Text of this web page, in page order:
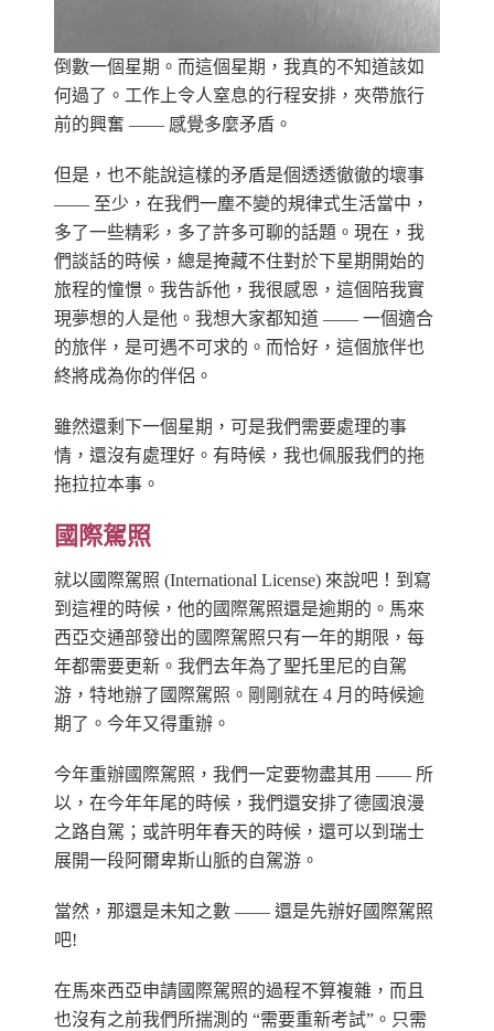
倒數一個星期。而這個星期，我真的不知道該如
何過了。工作上令人窒息的行程安排，夾帶旅行
前的興奮 —— 感覺多麼矛盾。
但是，也不能說這樣的矛盾是個透透徹徹的壞事
—— 至少，在我們一塵不變的規律式生活當中，
多了一些精彩，多了許多可聊的話題。現在，我
們談話的時候，總是掩藏不住對於下星期開始的
旅程的憧憬。我告訴他，我很感恩，這個陪我實
現夢想的人是他。我想大家都知道 —— 一個適合
的旅伴，是可遇不可求的。而恰好，這個旅伴也
終將成為你的伴侶。
雖然還剩下一個星期，可是我們需要處理的事
情，還沒有處理好。有時候，我也佩服我們的拖
拖拉拉本事。
國際駕照
就以國際駕照 (International License) 來說吧！到寫
到這裡的時候，他的國際駕照還是逾期的。馬來
西亞交通部發出的國際駕照只有一年的期限，每
年都需要更新。我們去年為了聖托里尼的自駕
游，特地辦了國際駕照。剛剛就在 4 月的時候逾
期了。今年又得重辦。
今年重辦國際駕照，我們一定要物盡其用 —— 所
以，在今年年尾的時候，我們還安排了德國浪漫
之路自駕；或許明年春天的時候，還可以到瑞士
展開一段阿爾卑斯山脈的自駕游。
當然，那還是未知之數 —— 還是先辦好國際駕照
吧!
在馬來西亞申請國際駕照的過程不算複雜，而且
也沒有之前我們所揣測的 “需要重新考試”。只需